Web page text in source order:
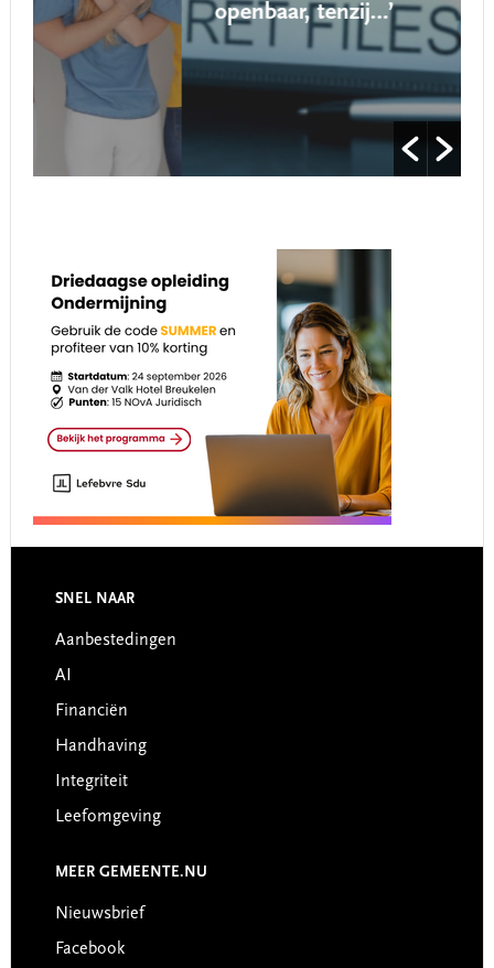
openbaar, tenzij…’
Footer
SNEL NAAR
Aanbestedingen
AI
Financiën
Handhaving
Integriteit
Leefomgeving
MEER GEMEENTE.NU
Nieuwsbrief
Facebook